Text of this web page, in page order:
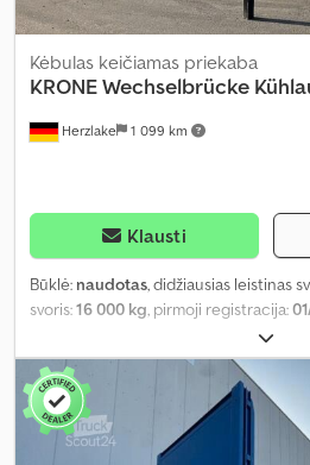
Herzlake 1 099 km
Kėbulas keičiamas priekaba
KRONEWechselbrücke
Klausti
Būklė: naudotas, didžiausias leistinas
svoris:16 000 kg , pirmoji registracija:
, krovinių skyriaus plotis:
aukštis:2 525 mm, krovinio erdvės
mm, bendras plotis: 2 550 mm,
Gamybos metai: